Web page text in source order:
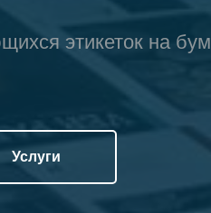
этикеток на
Услуги